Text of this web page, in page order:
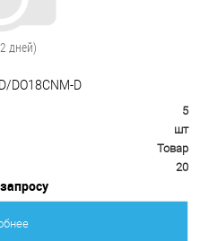
дней)
DO18CNM-D
5
шт
Товар
20